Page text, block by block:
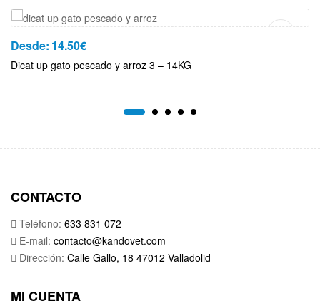
Desde: 14.50€
Dicat up gato pescado y arroz 3 – 14KG
CONTACTO
Teléfono: 633 831 072
E-mail: contacto@kandovet.com
Dirección: Calle Gallo, 18 47012 Valladolid
MI CUENTA